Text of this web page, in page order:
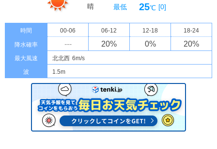
晴
最低
25℃ [0]
時間 00-06 06-12 12-18 18-24
降水確率 --- 20% 0% 20%
最大風速 北北西 6m/s
波
1.5m